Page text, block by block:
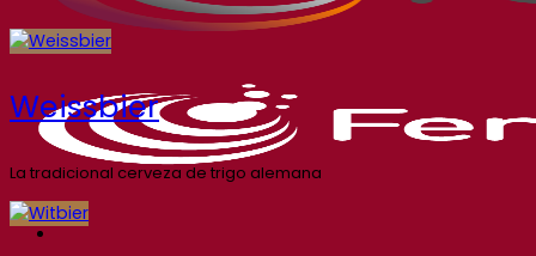
Weissbier
La tradicional cerveza de trigo alemana